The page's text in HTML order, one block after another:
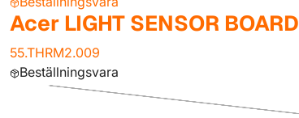
Acer LIGHT SENSOR BOARD
55.THRM2.009
Beställningsvara